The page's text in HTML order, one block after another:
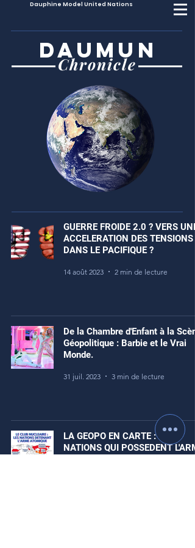
Dauphine Model United Nations
DAUMUN
Chronicle
GUERRE FROIDE 2.0 ? VERS UNE
ACCELERATION DES TENSIONS
DANS LE PACIFIQUE ?
14 août 2023 2 min de lecture
De la Chambre d'Enfant à la
Géopolitique : Barbie et le Vrai
Monde.
31 juil. 2023 3 min de lecture
LA GEOPO EN CARTE : LES
NATIONS QUI POSSEDENT